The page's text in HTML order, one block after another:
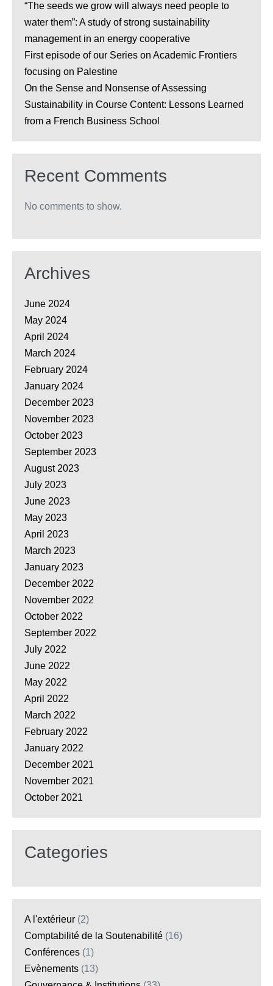
“The seeds we grow will always need people to
water them”: A study of strong sustainability
management in an energy cooperative
First episode of our Series on Academic Frontiers
focusing on Palestine
On the Sense and Nonsense of Assessing
Sustainability in Course Content: Lessons Learned
from a French Business School
Recent Comments
No comments to show.
Archives
June 2024
May 2024
April 2024
March 2024
February 2024
January 2024
December 2023
November 2023
October 2023
September 2023
August 2023
July 2023
June 2023
May 2023
April 2023
March 2023
January 2023
December 2022
November 2022
October 2022
September 2022
July 2022
June 2022
May 2022
April 2022
March 2022
February 2022
January 2022
December 2021
November 2021
October 2021
Categories
A l'extérieur (2)
Comptabilité de la Soutenabilité (16)
Conférences (1)
Evènements (13)